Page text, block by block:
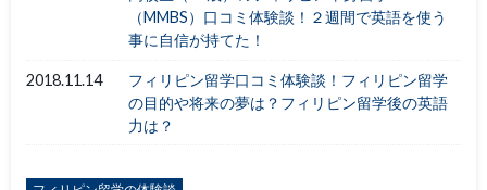
（MMBS）口コミ体験談！２週間で英語を使う
事に自信が持てた！
2018.11.14
フィリピン留学口コミ体験談！フィリピン留学
の目的や将来の夢は？フィリピン留学後の英語
力は？